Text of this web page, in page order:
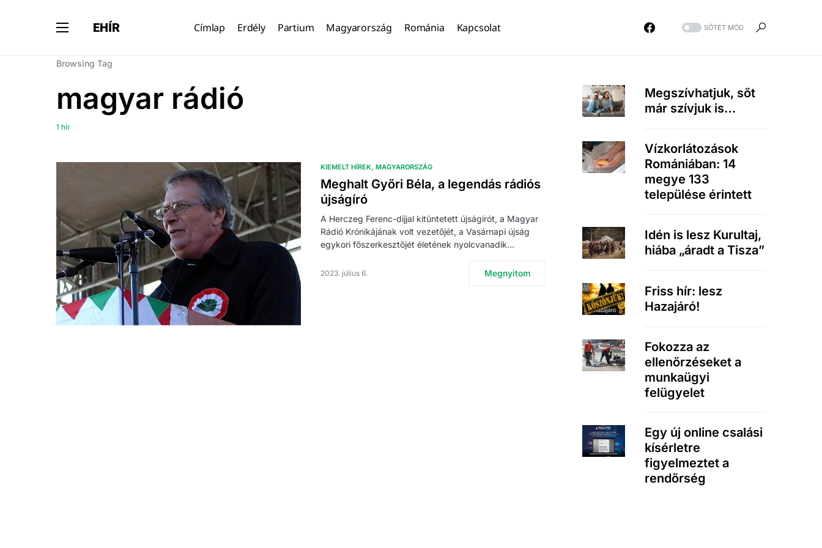
EHÍR Címlap Erdély Partium Magyarország Románia Kapcsolat SÖTÉT MÓD
Browsing Tag
magyar rádió
1 hír
KIEMELT HÍREK MAGYARORSZÁG
Meghalt Győri Béla, a legendás rádiós
újságíró
A Herczeg Ferenc-díjjal kitüntetett újságírót, a Magyar
Rádió Krónikájának volt vezetőjét, a Vasárnapi újság
egykori főszerkesztőjét életének nyolcvanadik…
2023. július 6. Megnyitom
Megszívhatjuk, sőt
már szívjuk is…
Vízkorlátozások
Romániában: 14
megye 133
települése érintett
Idén is lesz Kurultaj,
hiába „áradt a Tisza”
Friss hír: lesz
Hazajáró!
Fokozza az
ellenőrzéseket a
munkaügyi
felügyelet
Egy új online csalási
kísérletre
figyelmeztet a
rendőrség